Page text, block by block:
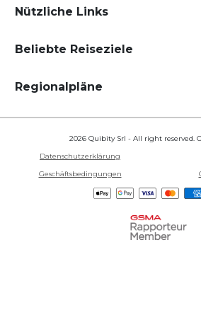
Nützliche Links
Beliebte Reiseziele
Regionalpläne
2026 Quibity Srl - All right reserved.
Datenschutzerklärung
Geschäftsbedingungen